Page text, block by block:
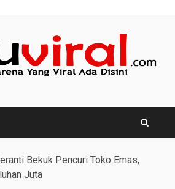
Bekuk Pencuri Toko Emas,
Juta